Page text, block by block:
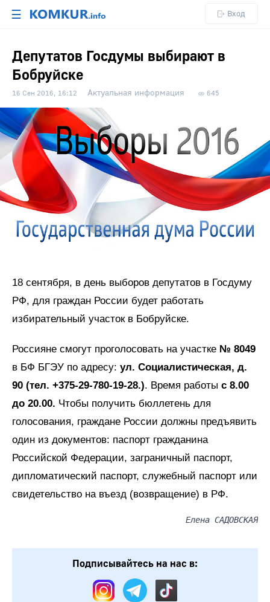
☰ Вход
Депутатов Госдумы выбирают в
Бобруйске
16 Сен 2016, 16:12 Актуальная информация 645
18 сентября, в день выборов депутатов в Госдуму
РФ, для граждан России будет работать
избирательный участок в Бобруйске.
Россияне смогут проголосовать на участке № 8049
в БФ БГЭУ по адресу: ул. Социалистическая, д.
90 (тел. +375-29-780-19-28.). Время работы с 8.00
до 20.00. Чтобы получить бюллетень для
голосования, граждане России должны предъявить
один из документов: паспорт гражданина
Российской Федерации, заграничный паспорт,
дипломатический паспорт, служебный паспорт или
свидетельство на въезд (возвращение) в РФ.
Елена САДОВСКАЯ
Подписывайтесь на нас в: